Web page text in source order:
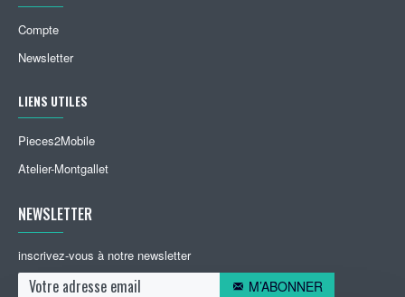
Compte
Newsletter
LIENS UTILES
Pieces2Mobile
Atelier-Montgallet
NEWSLETTER
inscrivez-vous à notre newsletter
M’ABONNER